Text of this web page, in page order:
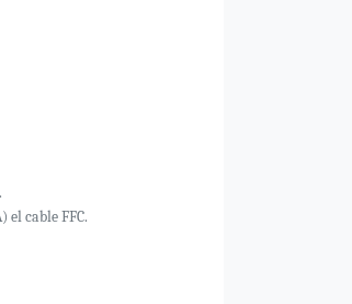
cable FFC.